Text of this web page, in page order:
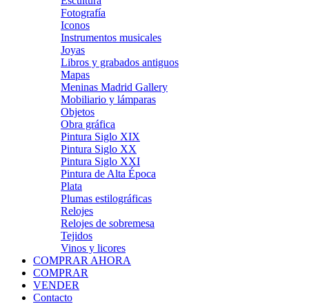
Fotografía
Iconos
Instrumentos musicales
Joyas
Libros y grabados antiguos
Mapas
Meninas Madrid Gallery
Mobiliario y lámparas
Objetos
Obra gráfica
Pintura Siglo XIX
Pintura Siglo XX
Pintura Siglo XXI
Pintura de Alta Época
Plata
Plumas estilográficas
Relojes
Relojes de sobremesa
Tejidos
Vinos y licores
COMPRAR AHORA
COMPRAR
VENDER
Contacto